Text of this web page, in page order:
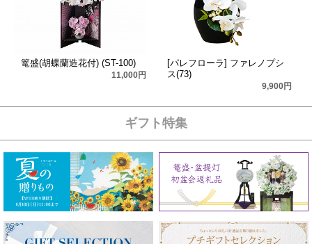
篭盛(胡蝶蘭造花付) (ST-100)
11,000円
[パレフローラ] ファレノプシ
ス(73)
9,900円
ギフト特集